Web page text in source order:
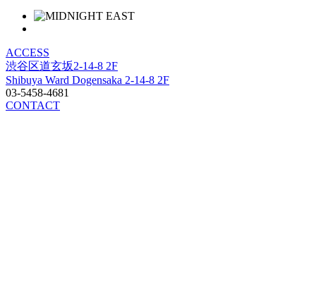
ACCESS
渋谷区道玄坂2-14-8 2F
Shibuya Ward Dogensaka 2-14-8 2F
03-5458-4681
CONTACT